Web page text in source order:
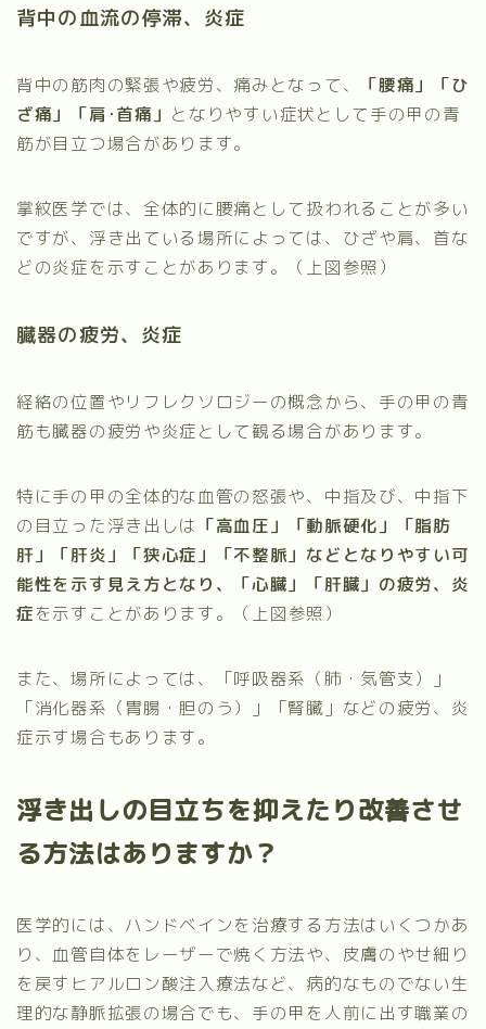
背中の血流の停滞、炎症
背中の筋肉の緊張や疲労、痛みとなって、
「腰痛」「ひ
ざ痛」「肩･首痛」 となりやすい症状として手の甲の青
筋が目立つ場合があります。
掌紋医学では、全体的に腰痛として扱われることが多い
ですが、浮き出ている場所によっては、ひざや肩、首な
どの炎症を示すことがあります。（上図参照）
臓器の疲労、炎症
経絡の位置やリフレクソロジーの概念から、手の甲の青
筋も臓器の疲労や炎症として観る場合があります。
特に手の甲の全体的な血管の怒張や、中指及び、中指下
の目立った浮き出しは 「高血圧」「動脈硬化」「脂肪
肝」「肝炎」「狭心症」「不整脈」などとなりやすい可
能性を示す見え方となり、「心臓」「肝臓」の疲労、炎
症を示すことがあります。（上図参照）
また、場所によっては、「呼吸器系（肺・気管支）」
「消化器系（胃腸・胆のう）」「腎臓」などの疲労、炎
症示す場合もあります。
浮き出しの目立ちを抑えたり改善させ
る方法はありますか？
医学的には、ハンドベインを治療する方法はいくつかあ
り、血管自体をレーザーで焼く方法や、皮膚のやせ細り
を戻すヒアルロン酸注入療法など、病的なものでない生
理的な静脈拡張の場合でも、手の甲を人前に出す職業の